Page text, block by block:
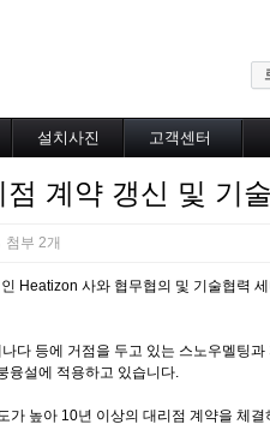
설치사진 고객센터
온라인상담
계약 갱신 및 기
첨부 2개
Heatizon 사와 협무협의 및 기술협력
다 등에 거점을 두고 있는 스노우멜팅
융설에 적용하고 있습니다.
가 높아 10년 이상의 대리점 계약을 체결